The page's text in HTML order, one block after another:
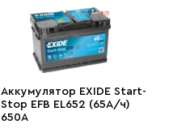
Аккумулятор EXIDE Start-
Stop EFB EL652 (65А/ч)
650A